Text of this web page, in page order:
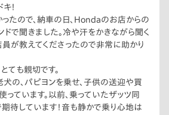
！
たので、納車の日、Hondaのお店からの
ドで聞きました。冷や汗をかきながら聞く
員が教えてくださったので非常に助かり
ても親切です。
の、パピヨンを乗せ、子供の送迎や買
ています。以前、乗っていたザッツ同
期待しています！音も静かで乗り心地は